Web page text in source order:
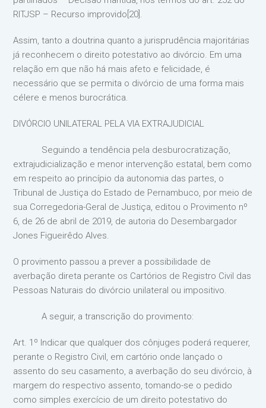
RITJSP – Recurso improvido[20].
Assim, tanto a doutrina quanto a jurisprudência majoritárias
já reconhecem o direito potestativo ao divórcio. Em uma
relação em que não há mais afeto e felicidade, é
necessário que se permita o divórcio de uma forma mais
célere e menos burocrática.
DIVÓRCIO UNILATERAL PELA VIA EXTRAJUDICIAL
Seguindo a tendência pela desburocratização,
extrajudicialização e menor intervenção estatal, bem como
em respeito ao princípio da autonomia das partes, o
Tribunal de Justiça do Estado de Pernambuco, por meio de
sua Corregedoria-Geral de Justiça, editou o Provimento nº
6, de 26 de abril de 2019, de autoria do Desembargador
Jones Figueirêdo Alves.
O provimento passou a prever a possibilidade de
averbação direta perante os Cartórios de Registro Civil das
Pessoas Naturais do divórcio unilateral ou impositivo.
A seguir, a transcrição do provimento:
Art. 1º Indicar que qualquer dos cônjuges poderá requerer,
perante o Registro Civil, em cartório onde lançado o
assento do seu casamento, a averbação do seu divórcio, à
margem do respectivo assento, tomando-se o pedido
como simples exercício de um direito potestativo do